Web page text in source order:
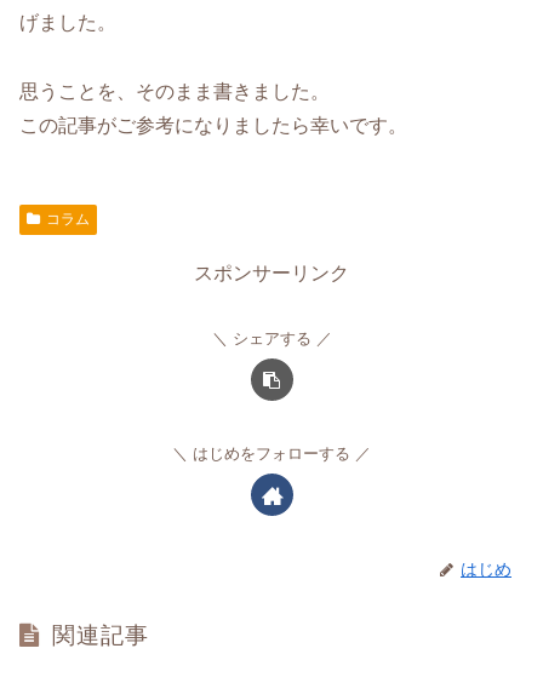
げました。
思うことを、そのまま書きました。
この記事がご参考になりましたら幸いです。
コラム
スポンサーリンク
シェアする
はじめをフォローする
はじめ
関連記事